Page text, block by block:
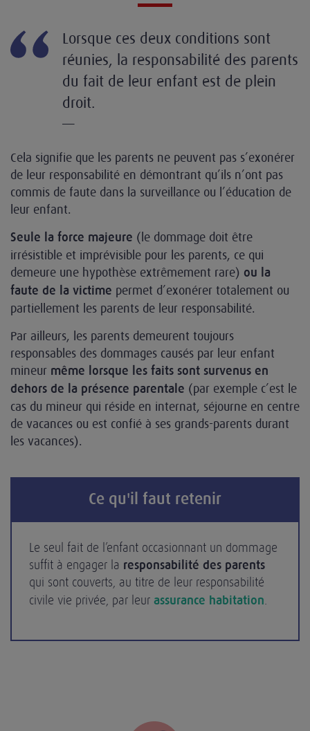
Lorsque ces deux conditions sont
réunies, la responsabilité des parents
du fait de leur enfant est de plein
droit.
—
Cela signifie que les parents ne peuvent pas s’exonérer
de leur responsabilité en démontrant qu’ils n’ont pas
commis de faute dans la surveillance ou l’éducation de
leur enfant.
Seule la force majeure (le dommage doit être
irrésistible et imprévisible pour les parents, ce qui
demeure une hypothèse extrêmement rare) ou la
faute de la victime permet d’exonérer totalement ou
partiellement les parents de leur responsabilité.
Par ailleurs, les parents demeurent toujours
responsables des dommages causés par leur enfant
mineur même lorsque les faits sont survenus en
dehors de la présence parentale (par exemple c’est le
cas du mineur qui réside en internat, séjourne en centre
de vacances ou est confié à ses grands-parents durant
les vacances).
Ce qu'il faut retenir
Le seul fait de l’enfant occasionnant un dommage
suffit à engager la responsabilité des parents
qui sont couverts, au titre de leur responsabilité
civile vie privée, par leur assurance habitation.